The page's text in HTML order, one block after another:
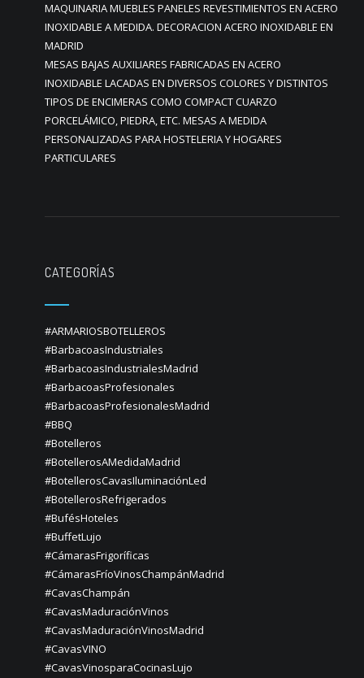
MAQUINARIA MUEBLES PANELES REVESTIMIENTOS EN ACERO
INOXIDABLE A MEDIDA. DECORACION ACERO INOXIDABLE EN
MADRID
MESAS BAJAS AUXILIARES FABRICADAS EN ACERO
INOXIDABLE LACADAS EN DIVERSOS COLORES Y DISTINTOS
TIPOS DE ENCIMERAS COMO COMPACT CUARZO
PORCELÁMICO, PIEDRA, ETC. MESAS A MEDIDA
PERSONALIZADAS PARA HOSTELERIA Y HOGARES
PARTICULARES
CATEGORÍAS
#ARMARIOSBOTELLEROS
#BarbacoasIndustriales
#BarbacoasIndustrialesMadrid
#BarbacoasProfesionales
#BarbacoasProfesionalesMadrid
#BBQ
#Botelleros
#BotellerosAMedidaMadrid
#BotellerosCavasIluminaciónLed
#BotellerosRefrigerados
#BufésHoteles
#BuffetLujo
#CámarasFrigoríficas
#CámarasFríoVinosChampánMadrid
#CavasChampán
#CavasMaduraciónVinos
#CavasMaduraciónVinosMadrid
#CavasVINO
#CavasVinosparaCocinasLujo